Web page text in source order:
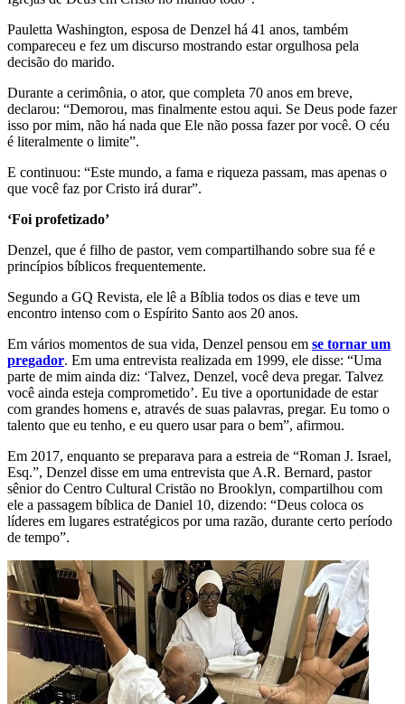
Pauletta Washington, esposa de Denzel há 41 anos, também
compareceu e fez um discurso mostrando estar orgulhosa pela
decisão do marido.
Durante a cerimônia, o ator, que completa 70 anos em breve,
declarou: “Demorou, mas finalmente estou aqui. Se Deus pode fazer
isso por mim, não há nada que Ele não possa fazer por você. O céu
é literalmente o limite”.
E continuou: “Este mundo, a fama e riqueza passam, mas apenas o
que você faz por Cristo irá durar”.
‘Foi profetizado’
Denzel, que é filho de pastor, vem compartilhando sobre sua fé e
princípios bíblicos frequentemente.
Segundo a GQ Revista, ele lê a Bíblia todos os dias e teve um
encontro intenso com o Espírito Santo aos 20 anos.
Em vários momentos de sua vida, Denzel pensou em se tornar um
pregador. Em uma entrevista realizada em 1999, ele disse: “Uma
parte de mim ainda diz: ‘Talvez, Denzel, você deva pregar. Talvez
você ainda esteja comprometido’. Eu tive a oportunidade de estar
com grandes homens e, através de suas palavras, pregar. Eu tomo o
talento que eu tenho, e eu quero usar para o bem”, afirmou.
Em 2017, enquanto se preparava para a estreia de “Roman J. Israel,
Esq.”, Denzel disse em uma entrevista que A.R. Bernard, pastor
sênior do Centro Cultural Cristão no Brooklyn, compartilhou com
ele a passagem bíblica de Daniel 10, dizendo: “Deus coloca os
líderes em lugares estratégicos por uma razão, durante certo período
de tempo”.